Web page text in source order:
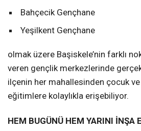
Bahçecik Gençhane
Yeşilkent Gençhane
olmak üzere Başiskele’nin farklı
veren gençlik merkezlerinde
ilçenin her mahallesinden çocuk
eğitimlere kolaylıkla erişebiliyor.
HEM BUGÜNÜ HEM YARINI İNŞA